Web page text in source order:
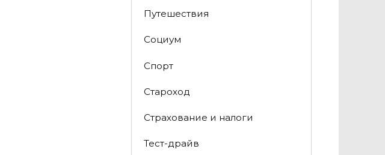
Путешествия
Социум
Спорт
Староход
Страхование и налоги
Тест-драйв